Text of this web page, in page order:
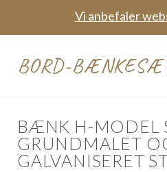
Vi anbefaler
BORD-
BÆNK H-MODEL
GRUNDMALET
GALVANISERET